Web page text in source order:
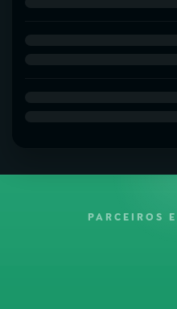
PARCEIROS